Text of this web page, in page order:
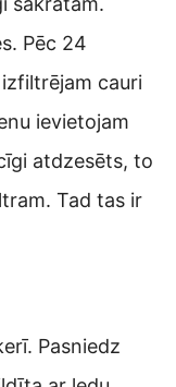
Pēc 24
cauri
ievietojam
atdzesēts, to
Tad tas ir
Pasniedz